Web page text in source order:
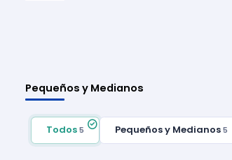
Pequeños y Medianos
Todos 5 Pequeños y Medianos5